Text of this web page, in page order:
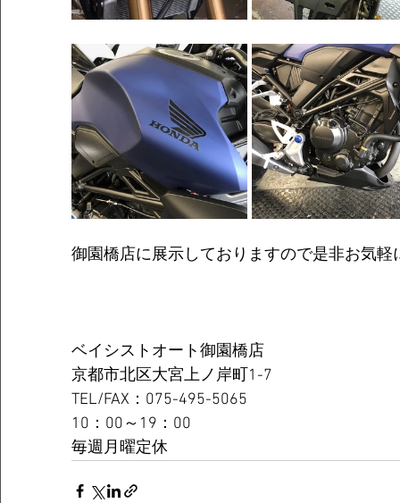
御園橋店に展示しておりますので是非お気
ベイシストオート御園橋店
京都市北区大宮上ノ岸町1-7
TEL/FAX：075-495-5065
10：00～19：00
毎週月曜定休